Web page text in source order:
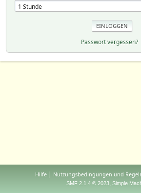
Passwort vergessen?
Hilfe | Nutzungsbedingungen und
SMF 2.1.4 © 2023, Simple